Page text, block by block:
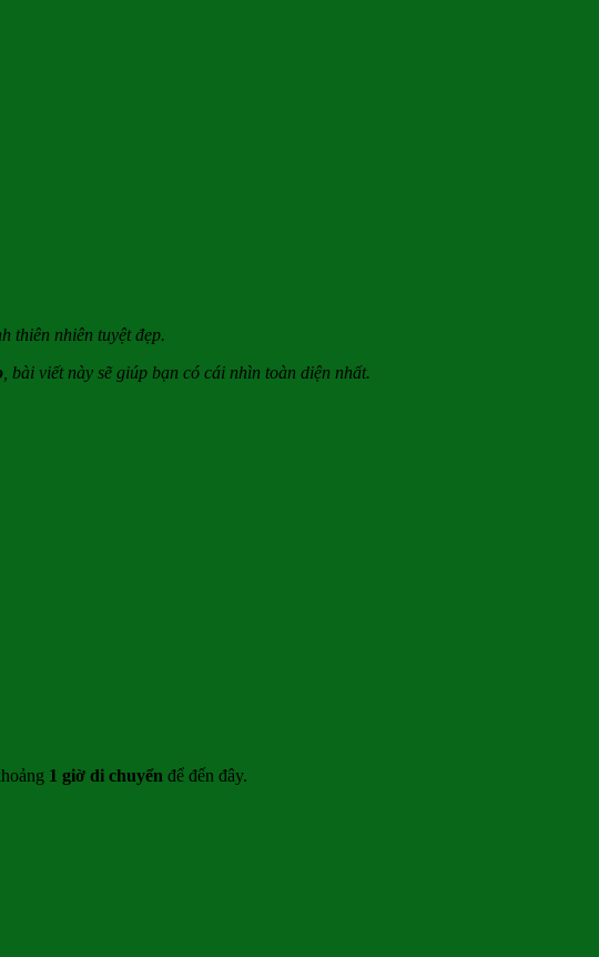
thiên nhiên tuyệt đẹp.
, bài viết này sẽ giúp bạn có cái nhìn toàn diện nhất.
1 giờ di chuyển để đến đây.